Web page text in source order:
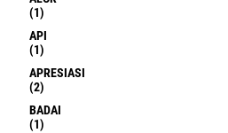
(1)
API
(1)
APRESIASI
(2)
BADAI
(1)